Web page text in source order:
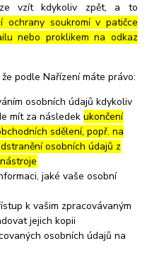
vzít kdykoliv zpět, a to
ochrany soukromí v patičce
nebo proklikem na odkaz
podle Nařízení máte právo:
osobních údajů kdykoliv
mít za následekukončení
sdělení, popř. na
osobních údajů z
jaké vaše osobní
k vašim zpracovávaným
jejich kopii
osobních údajů na